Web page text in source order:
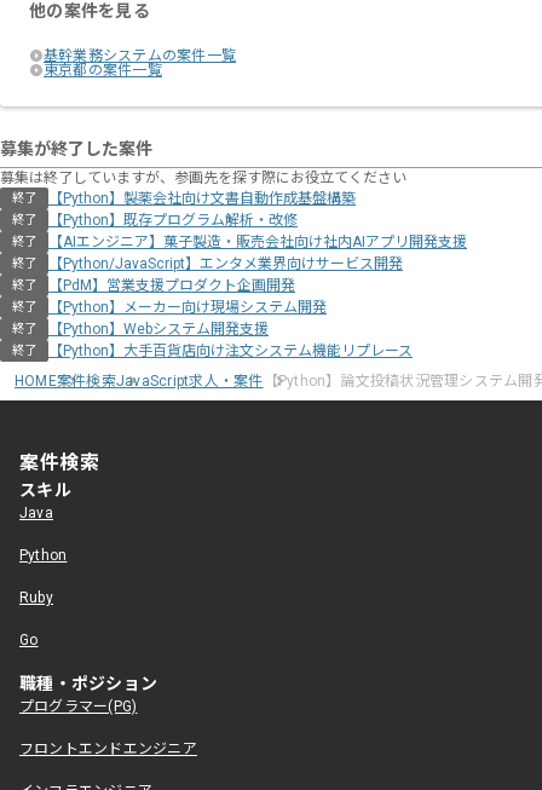
他の案件を見る
基幹業務システムの案件一覧
東京都の案件一覧
募集が終了した案件
募集は終了していますが、参画先を探す際にお役立てください
終了 【Python】製薬会社向け文書自動作成基盤構築
終了 【Python】既存プログラム解析・改修
終了 【AIエンジニア】菓子製造・販売会社向け社内AIアプリ開発支援
終了 【Python/JavaScript】エンタメ業界向けサービス開発
終了 【PdM】営業支援プロダクト企画開発
終了 【Python】メーカー向け現場システム開発
終了 【Python】Webシステム開発支援
終了
【Python】大手百貨店向け注文システム機能リプレース
HOME案件検索JavaScript求人・案件 【Python】論文投稿状況管理システム開
案件検索
スキル
Java
Python
Ruby
Go
職種・ポジション
プログラマー(PG)
フロントエンドエンジニア